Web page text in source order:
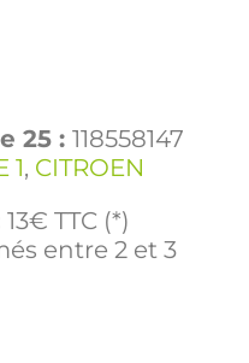
25 : 118558147
1, CITROEN
13€ TTC (*)
entre 2 et 3